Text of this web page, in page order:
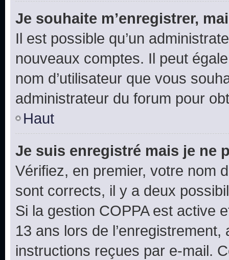
Je souhaite m’enregistrer,
Il est possible qu’un
nouveaux comptes. Il peut
nom d’utilisateur que vous
administrateur du forum pour
Haut
Je suis enregistré mais je ne
Vérifiez, en premier, votre nom
sont corrects, il y a deux
Si la gestion COPPA est active
13 ans lors de
instructions reçues par e-mail.